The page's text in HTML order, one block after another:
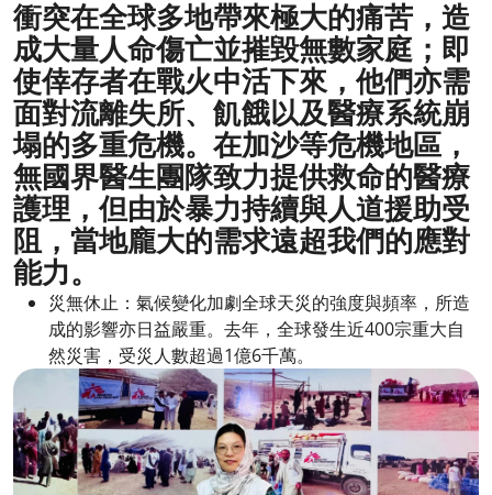
衝突在全球多地帶來極大的痛苦，造
成大量人命傷亡並摧毀無數家庭；即
使倖存者在戰火中活下來，他們亦需
面對流離失所、飢餓以及醫療系統崩
塌的多重危機。在加沙等危機地區，
無國界醫生團隊致力提供救命的醫療
護理，但由於暴力持續與人道援助受
阻，當地龐大的需求遠超我們的應對
能力。
災無休止：氣候變化加劇全球天災的強度與頻率，所造
成的影響亦日益嚴重。去年，全球發生近400宗重大自
然災害，受災人數超過1億6千萬。